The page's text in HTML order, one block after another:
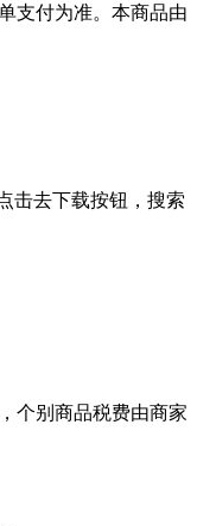
支付为准。本商品由
击去下载按钮，搜索
个别商品税费由商家